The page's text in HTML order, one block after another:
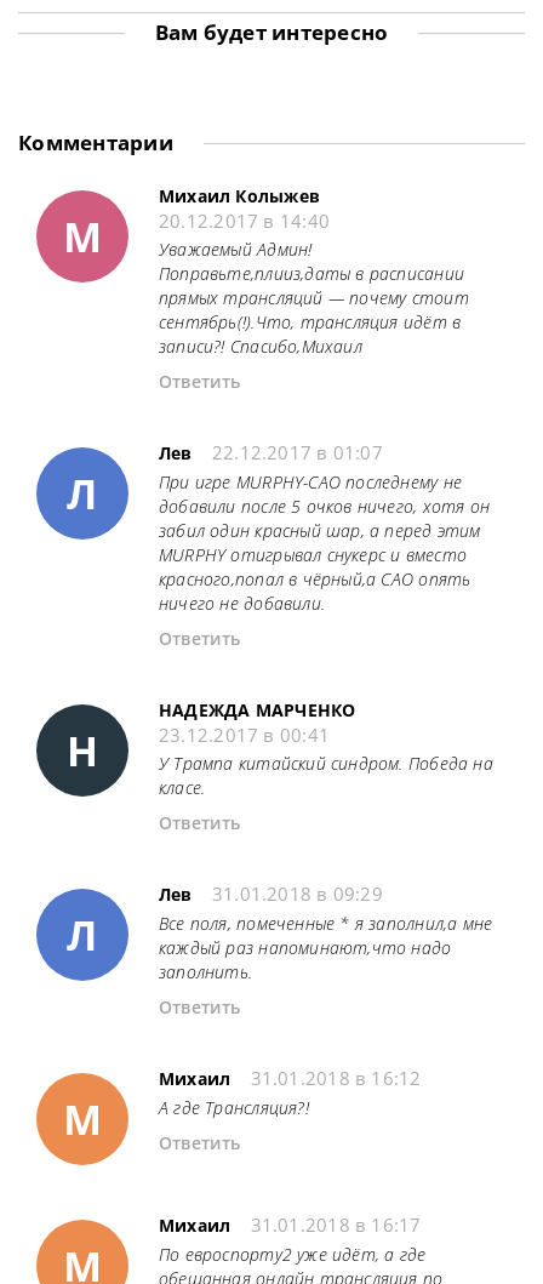
спортсмену не
только
континентальный
Кайреном Уилсоном
в финале Shanghai
Masters 2026,
занимающий
первую строчку
мирового рейтинга,
престижном
он встретился с
действующим
Чемпионом
Кайреном Уилсоном
и одержал
уверенную
Вам будет интересно
Комментарии
М
Михаил Колыжев
20.12.2017 в 14:40
Уважаемый Админ!
Поправьте,плииз,даты в расписании
прямых трансляций — почему стоит
сентябрь(!).Что, трансляция идёт в
записи?! Спасибо,Михаил
Ответить
Л
Лев 22.12.2017 в 01:07
При игре MURPHY-CAO последнему не
добавили после 5 очков ничего, хотя он
забил один красный шар, а перед этим
MURPHY отигрывал снукерс и вместо
красного,попал в чёрный,а САО опять
ничего не добавили.
Ответить
Н
НАДЕЖДА МАРЧЕНКО
23.12.2017 в 00:41
У Трампа китайский синдром. Победа на
класе.
Ответить
Л
Лев 31.01.2018 в 09:29
Все поля, помеченные * я заполнил,а мне
каждый раз напоминают,что надо
заполнить.
Ответить
М
Михаил 31.01.2018 в 16:12
А где Трансляция?!
Ответить
М
Михаил 31.01.2018 в 16:17
По евроспорту2 уже идёт, а где
обещанная онлайн трансляция по